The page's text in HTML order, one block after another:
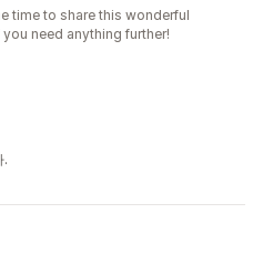
time to share this wonderful
need anything further!
.